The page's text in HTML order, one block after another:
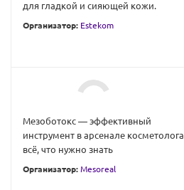
для гладкой и сияющей кожи.
Организатор: Estekom
Мезоботокс — эффективный
инструмент в арсенале
всё, что нужно знать
Организатор: Mesoreal